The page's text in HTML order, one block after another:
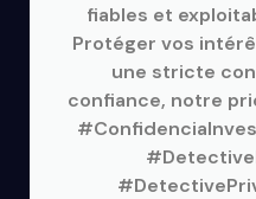
fiables et
Protéger vos
une stricte
confiance, notre